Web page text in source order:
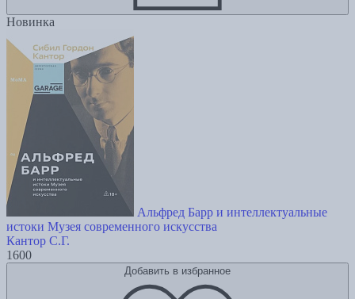
Новинка
Альфред Барр и интеллектуальные
истоки Музея современного искусства
Кантор С.Г.
1600
Добавить в избранное